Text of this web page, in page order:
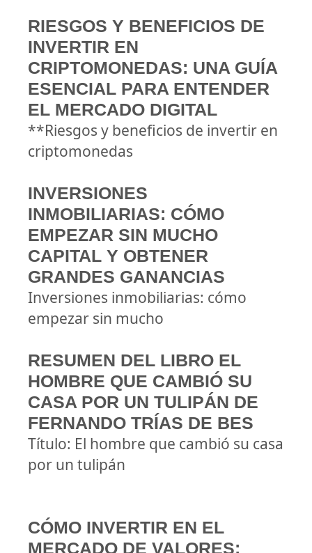
RIESGOS Y BENEFICIOS DE
INVERTIR EN
CRIPTOMONEDAS: UNA GUÍA
ESENCIAL PARA ENTENDER
EL MERCADO DIGITAL
**Riesgos y beneficios de invertir en
criptomonedas
INVERSIONES
INMOBILIARIAS: CÓMO
EMPEZAR SIN MUCHO
CAPITAL Y OBTENER
GRANDES GANANCIAS
Inversiones inmobiliarias: cómo
empezar sin mucho
RESUMEN DEL LIBRO EL
HOMBRE QUE CAMBIÓ SU
CASA POR UN TULIPÁN DE
FERNANDO TRÍAS DE BES
Título: El hombre que cambió su casa
por un tulipán
CÓMO INVERTIR EN EL
MERCADO DE VALORES: